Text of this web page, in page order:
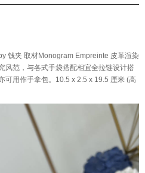
钱夹 取材Monogram Empreinte 皮革渲染
风范，与各式手袋搭配相宜全拉链设计搭
可用作手拿包。10.5 x 2.5 x 19.5 厘米 (高